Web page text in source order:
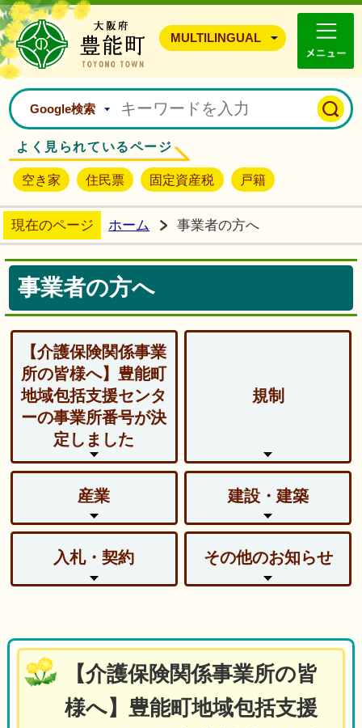
豊能町ホームページ
MULTILINGUAL
Google検索
よく見られているページ
空き家 住民票 固定資産税 戸籍
現在のページ ホーム 事業者の方へ
事業者の方へ
【介護保険関係事業
所の皆様へ】豊能町
地域包括支援センタ
ーの事業所番号が決
定しました
規制
産業 建設・建築
入札・契約 その他のお知らせ
【介護保険関係事業所の皆
様へ】豊能町地域包括支援